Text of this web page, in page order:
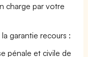
charge par votre
garantie recours :
pénale et civile de